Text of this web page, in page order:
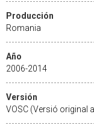
Producción
Romania
Año
2006-2014
Versión
VOSC (Versió original